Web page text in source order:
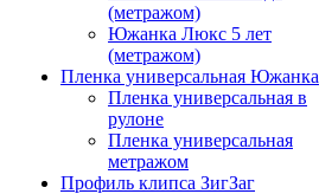
(метражом)
Южанка Люкс 5 лет
(метражом)
Пленка универсальная Южанка
Пленка универсальная в
рулоне
Пленка универсальная
метражом
Профиль клипса ЗигЗаг